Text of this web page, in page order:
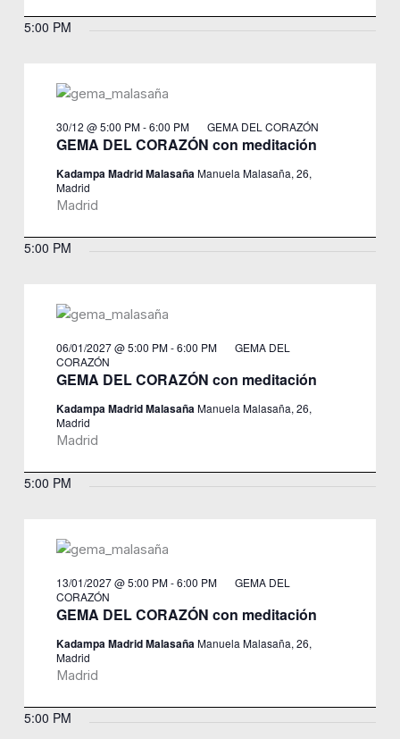
5:00 PM
GEMA DEL CORAZÓN con meditación
30/12 @ 5:00 PM-6:00 PM GEMA DEL CORAZÓN
Kadampa Madrid MalasañaManuela Malasaña, 26,
Madrid
Madrid
5:00 PM
GEMA DEL CORAZÓN con meditación
06/01/2027 @ 5:00 PM-6:00 PM
GEMA DEL
CORAZÓN
Kadampa Madrid MalasañaManuela Malasaña, 26,
Madrid
Madrid
5:00 PM
GEMA DEL CORAZÓN con meditación
13/01/2027 @ 5:00 PM-6:00 PM
GEMA DEL
CORAZÓN
Kadampa Madrid MalasañaManuela Malasaña, 26,
Madrid
Madrid
5:00 PM